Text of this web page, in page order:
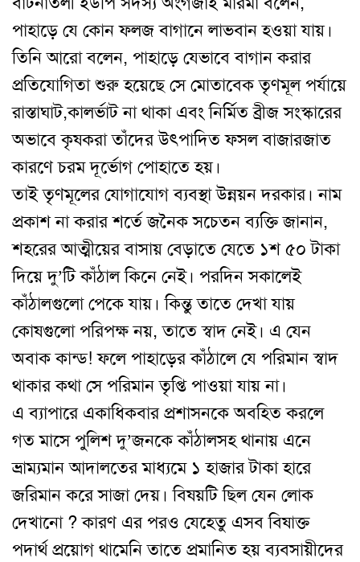
পাহাড়ে যে কোন ফলজ বাগানে লাভবান হওয়া যায়।
তিনি আরো বলেন, পাহাড়ে যেভাবে বাগান করার
প্রতিযোগিতা শুরু হয়েছে সে মোতাবেক তৃণমূল পর্যায়ে
রাস্তাঘাট,কালর্ভাট না থাকা এবং নির্মিত ব্রীজ সংস্কারের
অভাবে কৃষকরা তাঁদের উৎপাদিত ফসল বাজারজাত
কারণে চরম দূর্ভোগ পোহাতে হয়।
তাই তৃণমূলের যোগাযোগ ব্যবস্থা উন্নয়ন দরকার। নাম
প্রকাশ না করার শর্তে জনৈক সচেতন ব্যক্তি জানান,
শহরের আত্মীয়ের বাসায় বেড়াতে যেতে ১শ ৫০ টাকা
দিয়ে দু’টি কাঁঠাল কিনে নেই। পরদিন সকালেই
কাঁঠালগুলো পেকে যায়। কিন্তু তাতে দেখা যায়
কোষগুলো পরিপক্ষ নয়, তাতে স্বাদ নেই। এ যেন
অবাক কান্ড! ফলে পাহাড়ের কাঁঠালে যে পরিমান স্বাদ
থাকার কথা সে পরিমান তৃপ্তি পাওয়া যায় না।
এ ব্যাপারে একাধিকবার প্রশাসনকে অবহিত করলে
গত মাসে পুলিশ দু’জনকে কাঁঠালসহ থানায় এনে
ভ্রাম্যমান আদালতের মাধ্যমে ১ হাজার টাকা হারে
জরিমান করে সাজা দেয়। বিষয়টি ছিল যেন লোক
দেখানো ? কারণ এর পরও যেহেতু এসব বিষাক্ত
পদার্থ প্রয়োগ থামেনি তাতে প্রমানিত হয় ব্যবসায়ীদের